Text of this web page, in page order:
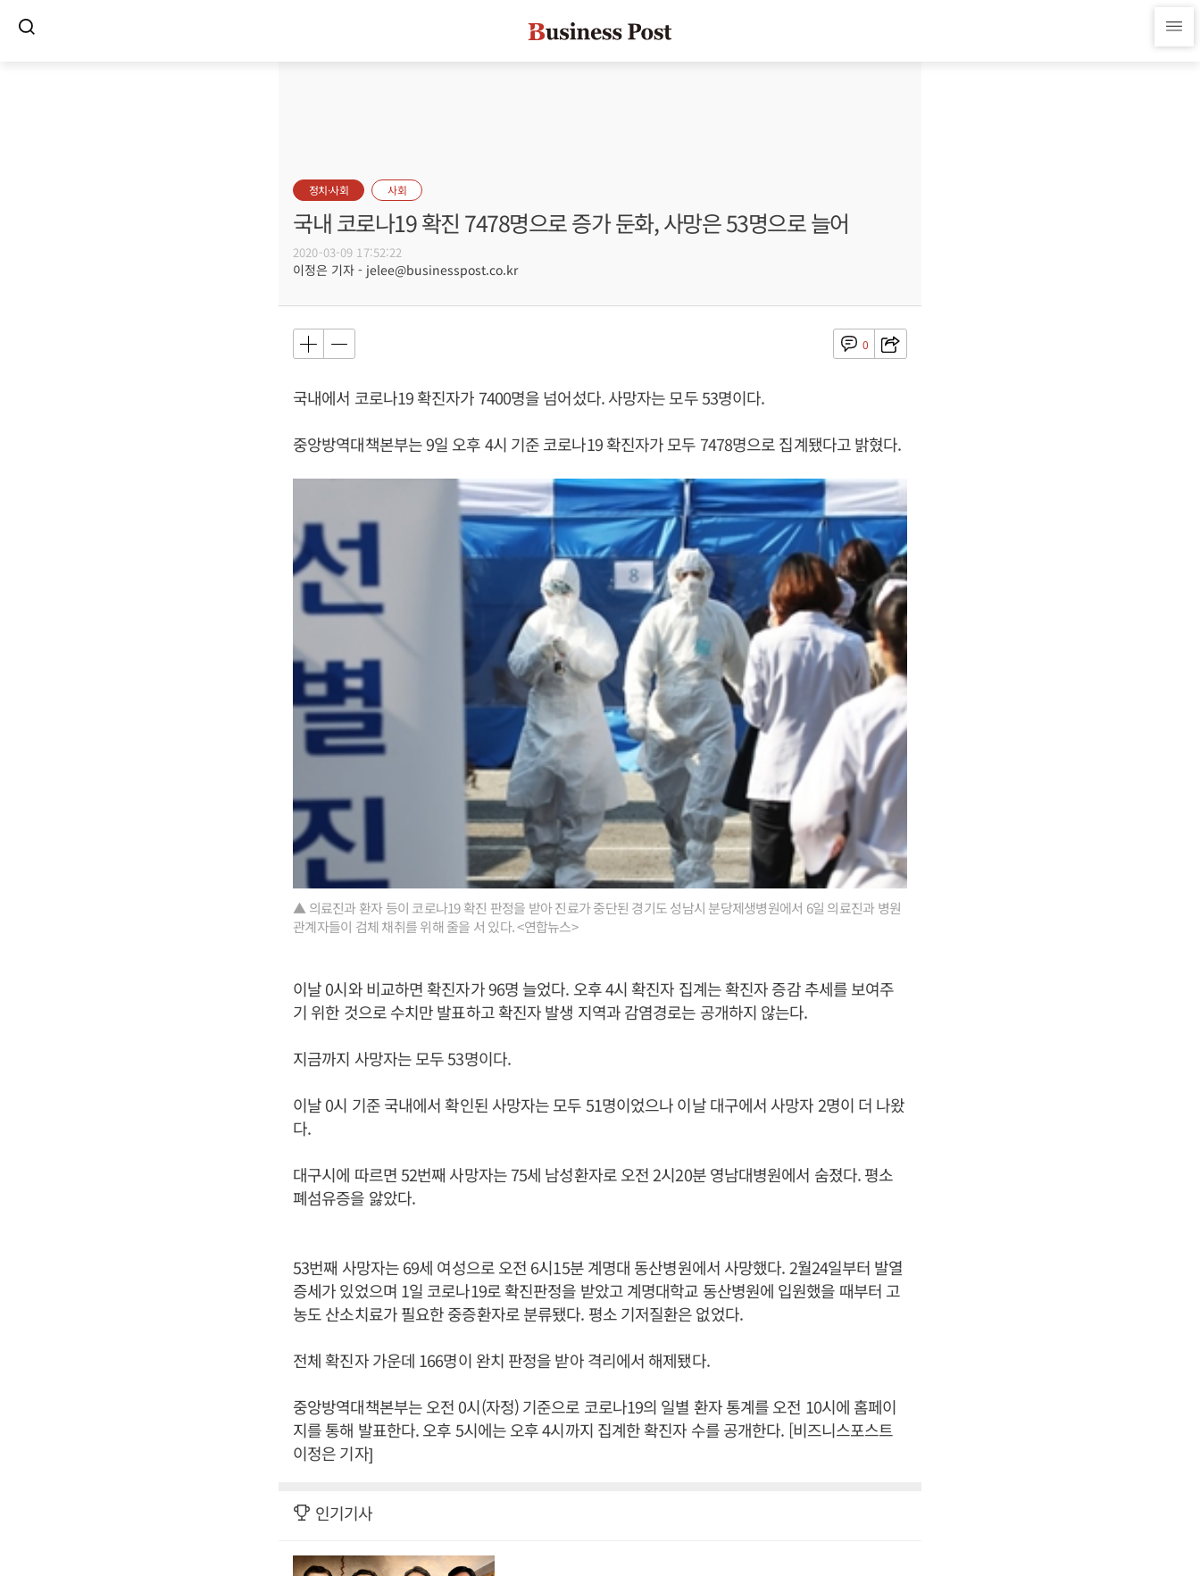
정치·사회 사회
국내 코로나19 확진 7478명으로 증가 둔화, 사망은 53명으로 늘어
2020-03-09 17:52:22
이정은 기자 - jelee@businesspost.co.kr
0
국내에서 코로나19 확진자가 7400명을 넘어섰다. 사망자는 모두 53명이다.
중앙방역대책본부는 9일 오후 4시 기준 코로나19 확진자가 모두 7478명으로 집계됐다고 밝혔다.
▲ 의료진과 환자 등이 코로나19 확진 판정을 받아 진료가 중단된 경기도 성남시 분당제생병원에서 6일 의료진과 병원
관계자들이 검체 채취를 위해 줄을 서 있다. <연합뉴스>
이날 0시와 비교하면 확진자가 96명 늘었다. 오후 4시 확진자 집계는 확진자 증감 추세를 보여주
기 위한 것으로 수치만 발표하고 확진자 발생 지역과 감염경로는 공개하지 않는다.
지금까지 사망자는 모두 53명이다.
이날 0시 기준 국내에서 확인된 사망자는 모두 51명이었으나 이날 대구에서 사망자 2명이 더 나왔
다.
대구시에 따르면 52번째 사망자는 75세 남성환자로 오전 2시20분 영남대병원에서 숨졌다. 평소
폐섬유증을 앓았다.
53번째 사망자는 69세 여성으로 오전 6시15분 계명대 동산병원에서 사망했다. 2월24일부터 발열
증세가 있었으며 1일 코로나19로 확진판정을 받았고 계명대학교 동산병원에 입원했을 때부터 고
농도 산소치료가 필요한 중증환자로 분류됐다. 평소 기저질환은 없었다.
전체 확진자 가운데 166명이 완치 판정을 받아 격리에서 해제됐다.
중앙방역대책본부는 오전 0시(자정) 기준으로 코로나19의 일별 환자 통계를 오전 10시에 홈페이
지를 통해 발표한다. 오후 5시에는 오후 4시까지 집계한 확진자 수를 공개한다. [비즈니스포스트
이정은 기자]
인기기사